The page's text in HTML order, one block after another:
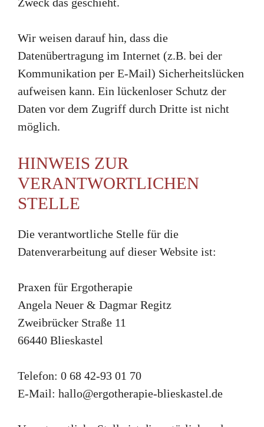
Wir weisen darauf hin, dass die
Datenübertragung im Internet (z.B. bei der
Kommunikation per E-Mail) Sicherheitslücken
aufweisen kann. Ein lückenloser Schutz der
Daten vor dem Zugriff durch Dritte ist nicht
möglich.
HINWEIS ZUR
VERANTWORTLICHEN
STELLE
Die verantwortliche Stelle für die
Datenverarbeitung auf dieser Website ist:
Praxen für Ergotherapie
Angela Neuer & Dagmar Regitz
Zweibrücker Straße 11
66440 Blieskastel
Telefon: 0 68 42-93 01 70
E-Mail: hallo@ergotherapie-blieskastel.de